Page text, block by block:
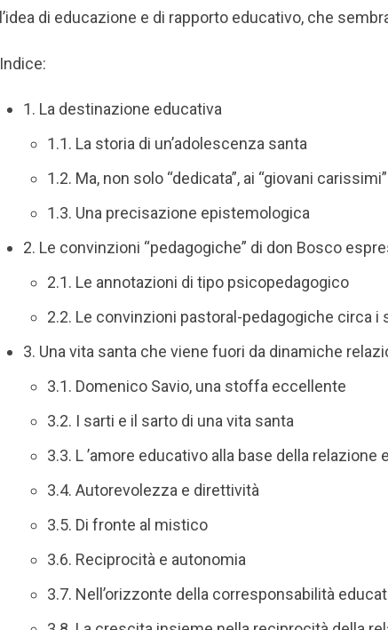
l’idea di educazione e di rapporto educativo, che
Indice:
1. La destinazione educativa
1.1. La storia di un’adolescenza santa
1.2. Ma, non solo “dedicata”, ai “giovani carissimi”
1.3. Una precisazione epistemologica
2. Le convinzioni “pedagogiche” di don Bosco
2.1. Le annotazioni di tipo psicopedagogico
2.2. Le convinzioni pastoral-pedagogiche circa i
3. Una vita santa che viene fuori da dinamiche
3.1. Domenico Savio, una stoffa eccellente
3.2. I sarti e il sarto di una vita santa
3.3. L ’amore educativo alla base della relazione
3.4. Autorevolezza e direttività
3.5. Di fronte al mistico
3.6. Reciprocità e autonomia
3.7. Nell’orizzonte della corresponsabilità